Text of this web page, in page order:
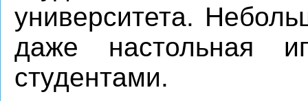
университета.
даже настольная
студентами.